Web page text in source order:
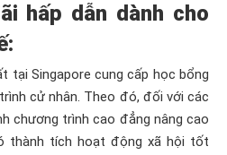
hấp dẫn dành cho
tại Singapore cung cấp học bổng
cử nhân. Theo đó, đối với các
chương trình cao đẳng nâng cao
thành tích hoạt động xã hội tốt